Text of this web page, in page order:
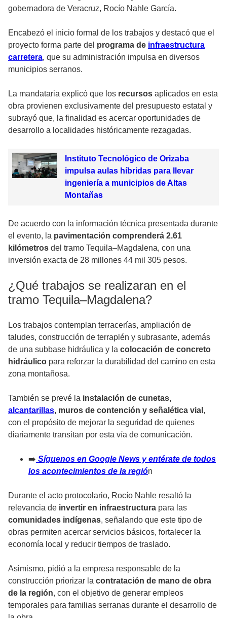
gobernadora de Veracruz, Rocío Nahle García.
Encabezó el inicio formal de los trabajos y destacó que el
proyecto forma parte del programa de infraestructura
carretera, que su administración impulsa en diversos
municipios serranos.
La mandataria explicó que los recursos aplicados en esta
obra provienen exclusivamente del presupuesto estatal y
subrayó que, la finalidad es acercar oportunidades de
desarrollo a localidades históricamente rezagadas.
Instituto Tecnológico de Orizaba
impulsa aulas híbridas para llevar
ingeniería a municipios de Altas
Montañas
De acuerdo con la información técnica presentada durante
el evento, la pavimentación comprenderá 2.61
kilómetros del tramo Tequila–Magdalena, con una
inversión exacta de 28 millones 44 mil 305 pesos.
¿Qué trabajos se realizaran en el
tramo Tequila–Magdalena?
Los trabajos contemplan terracerías, ampliación de
taludes, construcción de terraplén y subrasante, además
de una subbase hidráulica y la colocación de concreto
hidráulico para reforzar la durabilidad del camino en esta
zona montañosa.
También se prevé la instalación de cunetas,
alcantarillas, muros de contención y señalética vial ,
con el propósito de mejorar la seguridad de quienes
diariamente transitan por esta vía de comunicación.
➡️ Síguenos en Google News y entérate de todos
los acontecimientos de la región
Durante el acto protocolario, Rocío Nahle resaltó la
relevancia de invertir en infraestructura para las
comunidades indígenas, señalando que este tipo de
obras permiten acercar servicios básicos, fortalecer la
economía local y reducir tiempos de traslado.
Asimismo, pidió a la empresa responsable de la
construcción priorizar la contratación de mano de obra
de la región, con el objetivo de generar empleos
temporales para familias serranas durante el desarrollo de